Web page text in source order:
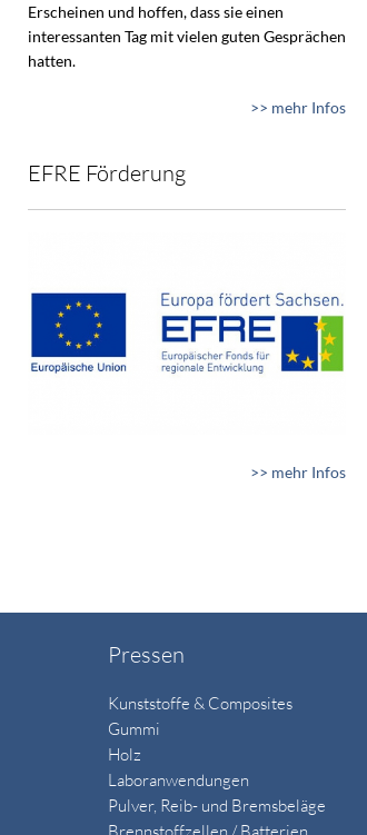
Erscheinen und hoffen, dass sie einen
interessanten Tag mit vielen guten Gesprächen
hatten.
>> mehr Infos
EFRE Förderung
>> mehr Infos
Pressen
Kunststoffe & Composites
Gummi
Holz
Laboranwendungen
Pulver, Reib- und Bremsbeläge
Brennstoffzellen / Batterien